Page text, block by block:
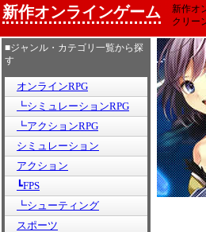
新作オンラインゲーム
新作オ
クリー
■ジャンル・カテゴリ一覧から探
す
オンラインRPG
┗シミュレーションRPG
┗アクションRPG
シミュレーション
アクション
┗FPS
┗シューティング
スポーツ